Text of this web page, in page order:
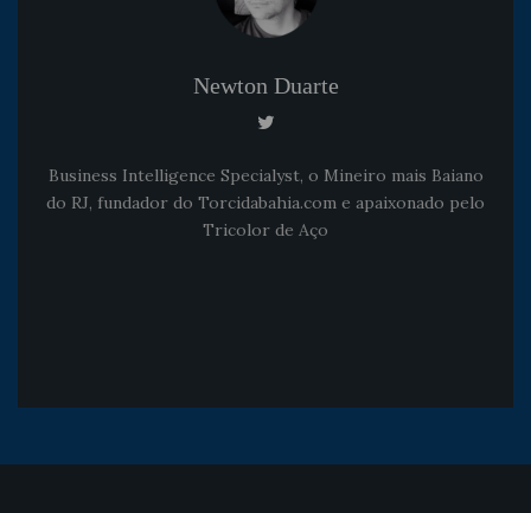
Newton Duarte
Business Intelligence Specialyst, o Mineiro mais Baiano
do RJ, fundador do Torcidabahia.com e apaixonado pelo
Tricolor de Aço